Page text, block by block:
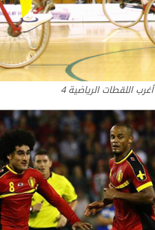
أغرب اللقطات الرياضية 4